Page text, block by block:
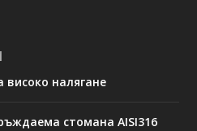
налягане
стомана AISI316